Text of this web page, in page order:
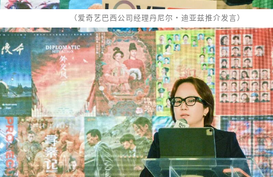
（爱奇艺巴西公司经理丹尼尔・迪亚兹推介发言）